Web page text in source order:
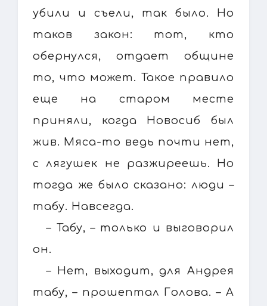
убили и съели, так было. Но
таков закон: тот, кто
обернулся, отдает общине
то, что может. Такое правило
еще на старом месте
приняли, когда Новосиб был
жив. Мяса-то ведь почти нет,
с лягушек не разжиреешь. Но
тогда же было сказано: люди –
табу. Навсегда.
– Табу, – только и выговорил
он.
– Нет, выходит, для Андрея
табу, – прошептал Голова. – А